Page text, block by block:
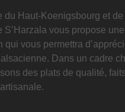
du Haut-Koenigsbourg et
S’Harzala vous propose
qui vous permettra
Dans un cadre
des plats de qualité,